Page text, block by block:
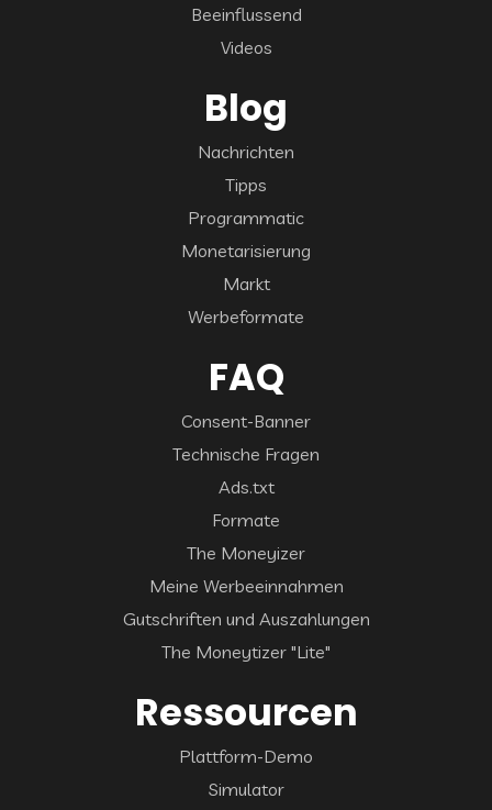
Beeinflussend
Videos
Blog
Nachrichten
Tipps
Programmatic
Monetarisierung
Markt
Werbeformate
FAQ
Consent-Banner
Technische Fragen
Ads.txt
Formate
The Moneyizer
Meine Werbeeinnahmen
Gutschriften und Auszahlungen
The Moneytizer "Lite"
Ressourcen
Plattform-Demo
Simulator